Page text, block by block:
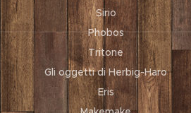
Sirio
Phobos
Tritone
Gli oggetti di Herbig-Haro
Eris